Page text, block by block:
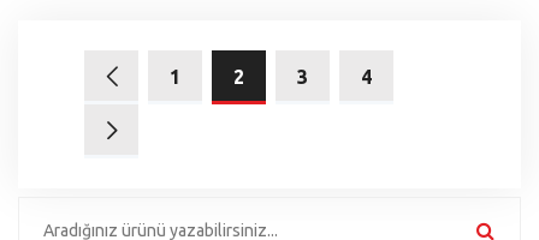
1 2 3 4